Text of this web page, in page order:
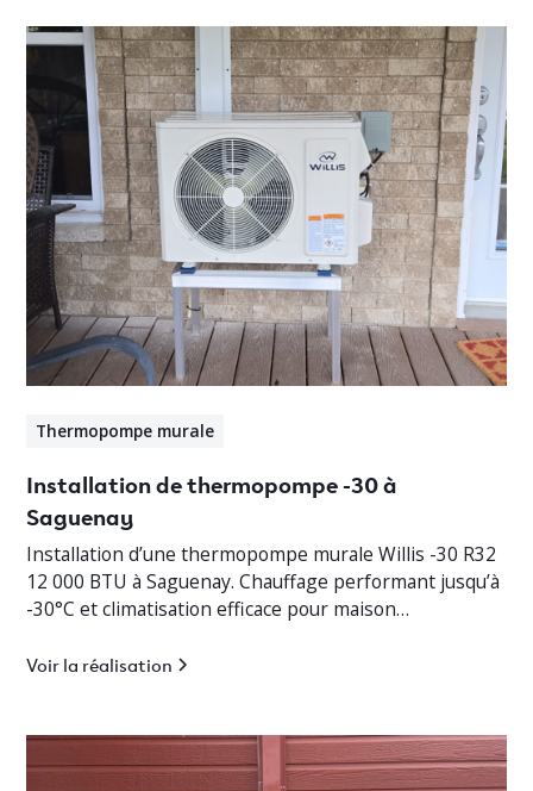
Thermopompe murale
Installation de thermopompe -30 à
Saguenay
Installation d’une thermopompe murale Willis -30 R32
12 000 BTU à Saguenay. Chauffage performant jusqu’à
-30°C et climatisation efficace pour maison
Voir la réalisation